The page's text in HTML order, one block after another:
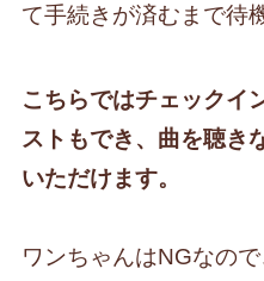
て手続きが済むまで待
こちらではチェックイ
ストもでき、曲を聴き
いただけます。
ワンちゃんはNGなの